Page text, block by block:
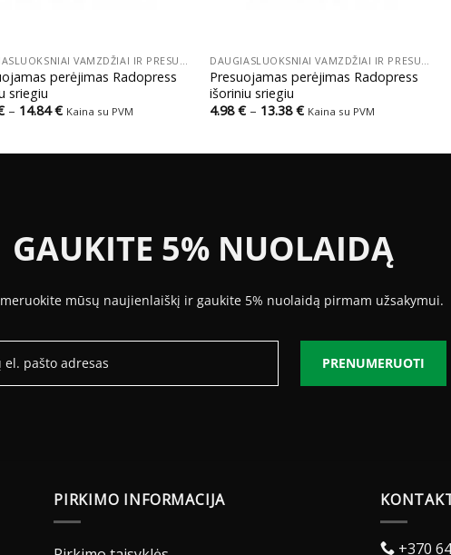
perėjimas Radopress
sriegiu
– 14.84€Price
Kaina su PVM
Presuojamas perėjimas Radopress
išoriniu sriegiu
4.98€ – 13.38€Price
Kaina su PVM
GAUKITE 5% NUOLAIDĄ
mūsų naujienlaiškį ir gaukite 5% nuolaidą pirmam užsakymui.
PRENUMERUOTI
PIRKIMO INFORMACIJA
+370